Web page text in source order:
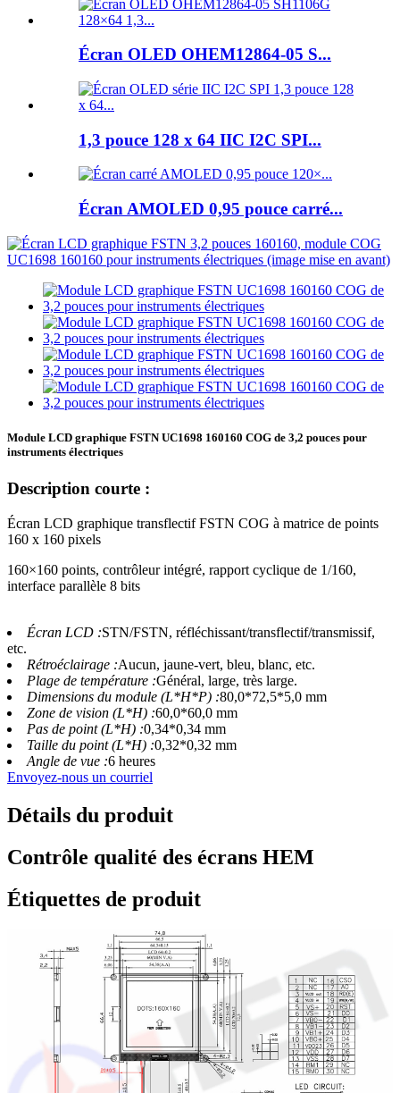
Écran OLED OHEM12864-05 S...
1,3 pouce 128 x 64 IIC I2C SPI...
Écran AMOLED 0,95 pouce carré...
Module LCD graphique FSTN UC1698 160160 COG de 3,2 pouces pour
instruments électriques
Description courte :
Écran LCD graphique transflectif FSTN COG à matrice de points
160 x 160 pixels
160×160 points, contrôleur intégré, rapport cyclique de 1/160,
interface parallèle 8 bits
Écran LCD :STN/FSTN, réfléchissant/transflectif/transmissif,
etc.
Rétroéclairage :Aucun, jaune-vert, bleu, blanc, etc.
Plage de température :Général, large, très large.
Dimensions du module (L*H*P) :80,0*72,5*5,0 mm
Zone de vision (L*H) :60,0*60,0 mm
Pas de point (L*H) :0,34*0,34 mm
Taille du point (L*H) :0,32*0,32 mm
Angle de vue :6 heures
Envoyez-nous un courriel
Détails du produit
Contrôle qualité des écrans HEM
Étiquettes de produit